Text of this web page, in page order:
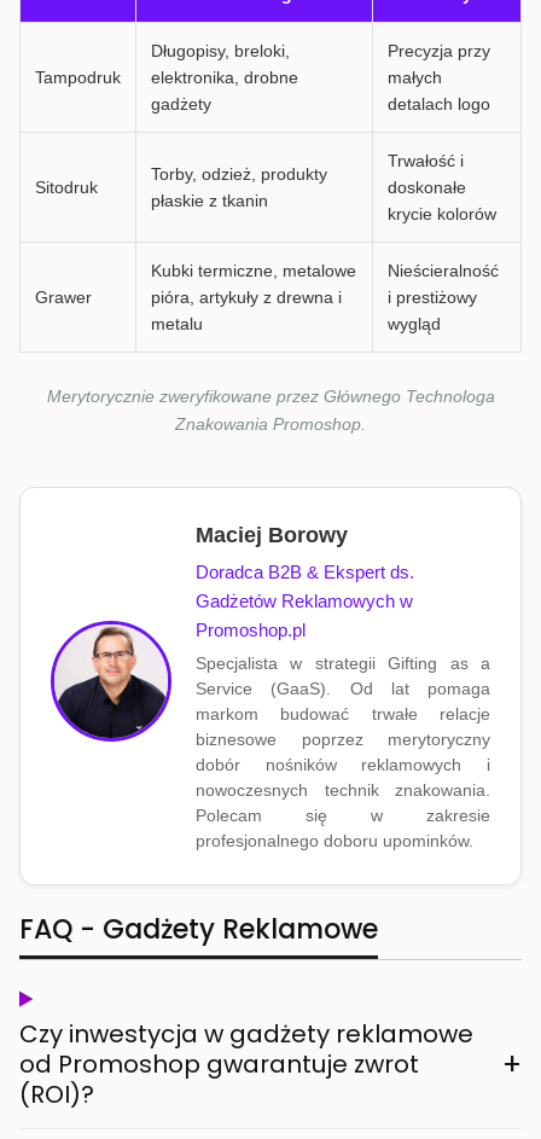
Tampodruk
Długopisy, breloki,
elektronika, drobne
gadżety
Precyzja przy
małych
detalach logo
Sitodruk
Torby, odzież, produkty
płaskie z tkanin
Trwałość i
doskonałe
krycie kolorów
Grawer
Kubki termiczne, metalowe
pióra, artykuły z drewna i
metalu
Nieścieralność
i prestiżowy
wygląd
Merytorycznie zweryfikowane przez Głównego Technologa
Znakowania Promoshop.
Maciej Borowy
Doradca B2B & Ekspert ds.
Gadżetów Reklamowych w
Promoshop.pl
Specjalista w strategii Gifting as a
Service (GaaS). Od lat pomaga
markom budować trwałe relacje
biznesowe poprzez merytoryczny
dobór nośników reklamowych i
nowoczesnych technik znakowania.
Polecam się w zakresie
profesjonalnego doboru upominków.
FAQ - Gadżety Reklamowe
Czy inwestycja w gadżety reklamowe
od Promoshop gwarantuje zwrot
(ROI)?
+